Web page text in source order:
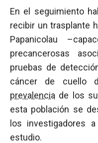
En el seguimiento
recibir un trasplante
Papanicolau
precancerosas
pruebas de
cáncer de cuello
prevalencia de los
esta población se
los investigadores
estudio.